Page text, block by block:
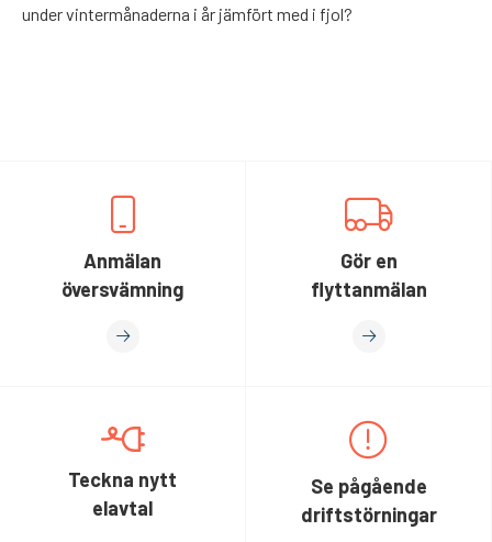
under vintermånaderna i år jämfört med i fjol?
Anmälan
översvämning
Gör en
flyttanmälan
Teckna nytt
elavtal
Se pågående
driftstörningar